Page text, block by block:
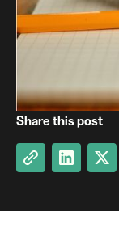
Share this post